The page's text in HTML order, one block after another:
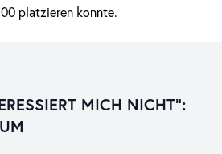
platzieren konnte.
MICH NICHT“: